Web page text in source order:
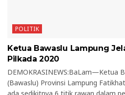
POLITIK
Ketua Bawaslu Lampung
Pilkada 2020
DEMOKRASINEWS:BaLam—Ketua
(Bawaslu) Provinsi Lampung